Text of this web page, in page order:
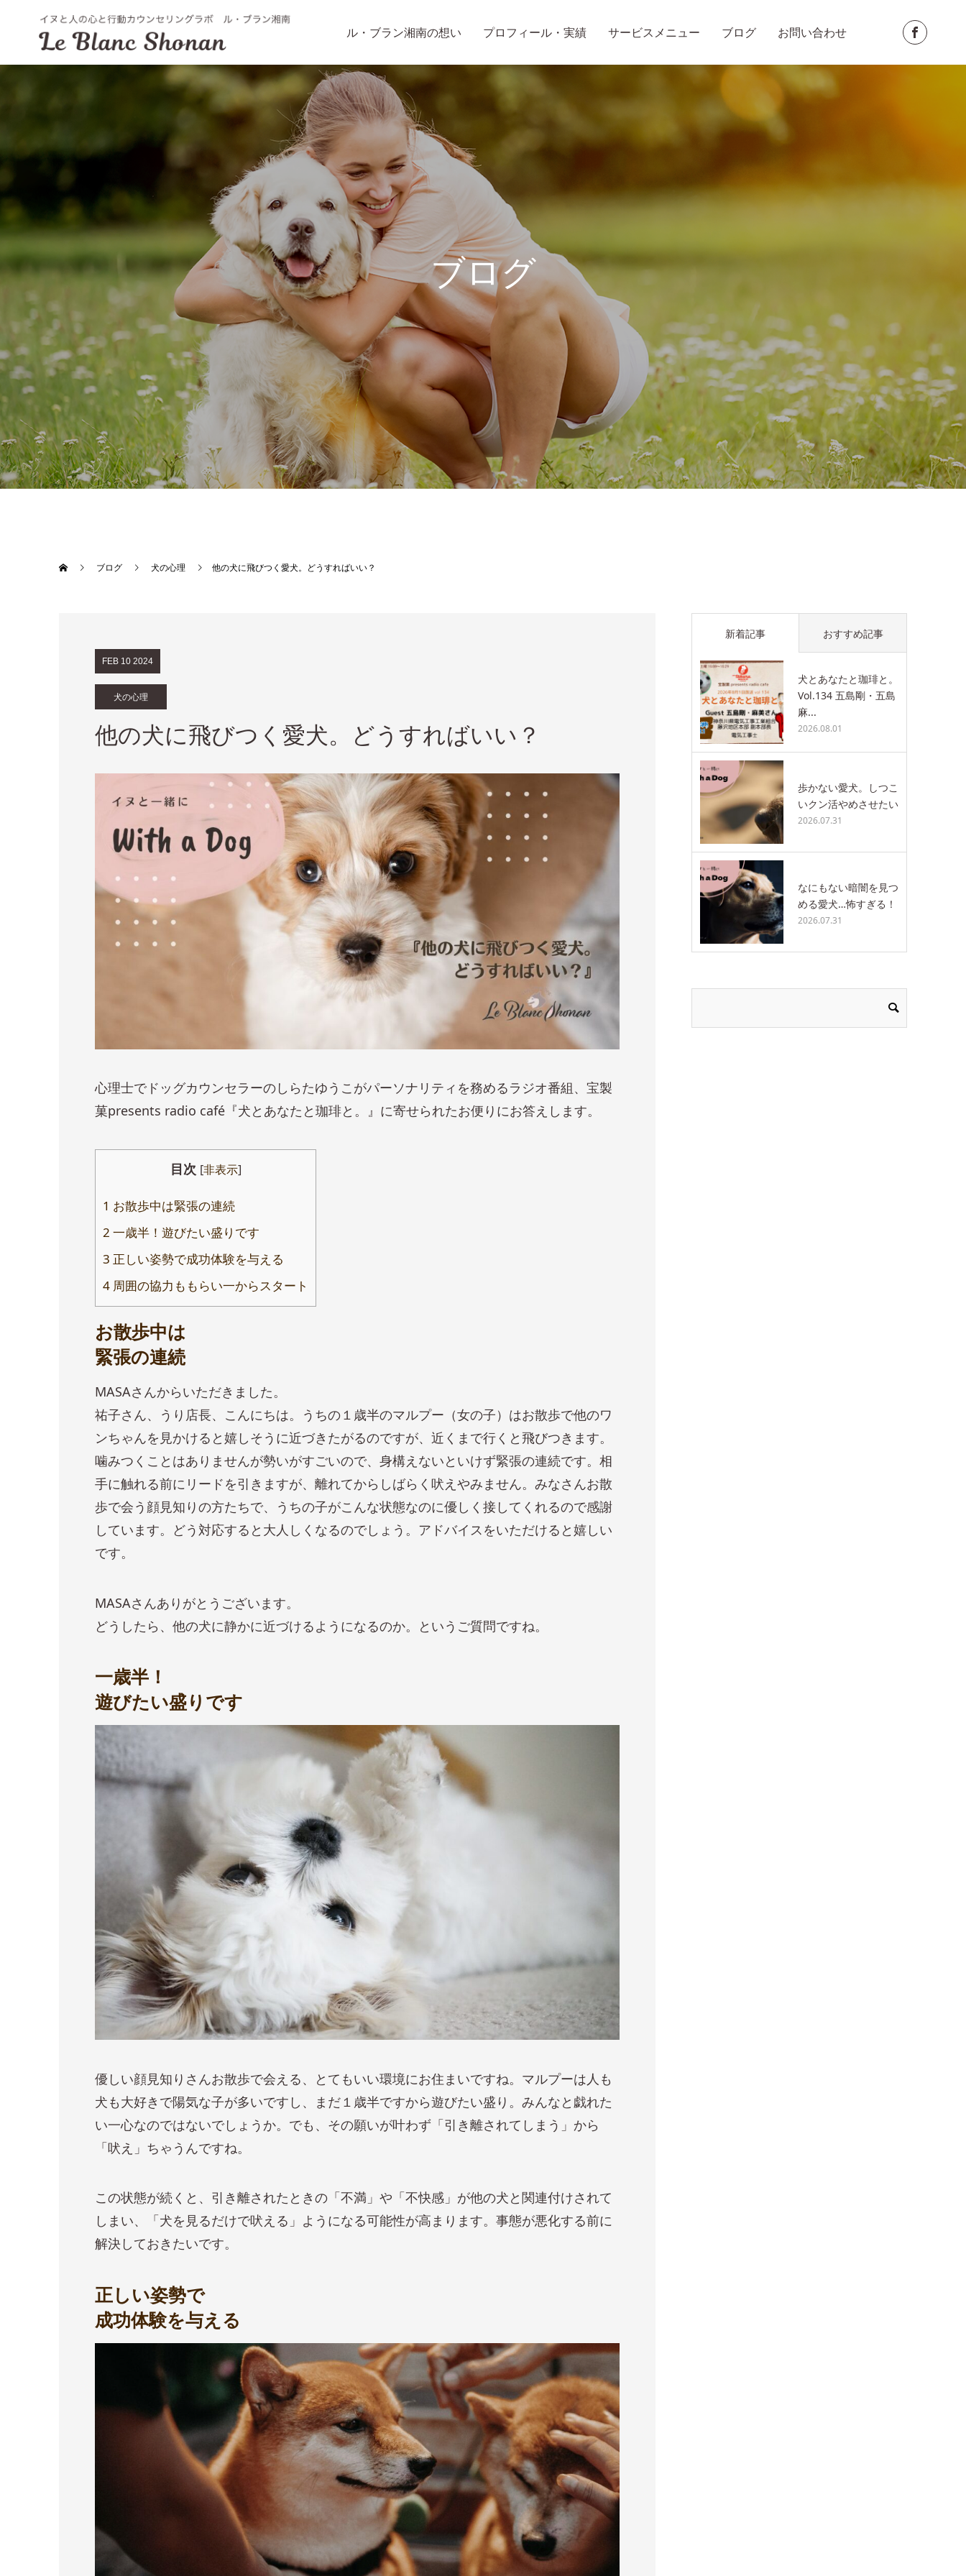
ル・ブラン湘南の想い プロフィール・実績 サービスメニュー ブログ お問い合わせ
ブログ
ブログ 犬の心理 他の犬に飛びつく愛犬。どうすればいい？
FEB 10 2024
犬の心理
他の犬に飛びつく愛犬。どうすればいい？
心理士でドッグカウンセラーのしらたゆうこがパーソナリティを務めるラジオ番組、宝製
菓presents radio café『犬とあなたと珈琲と。』に寄せられたお便りにお答えします。
目次 [非表示]
1 お散歩中は緊張の連続
2 一歳半！遊びたい盛りです
3 正しい姿勢で成功体験を与える
4 周囲の協力ももらい一からスタート
お散歩中は
緊張の連続
MASAさんからいただきました。
祐子さん、うり店長、こんにちは。うちの１歳半のマルプー（女の子）はお散歩で他のワ
ンちゃんを見かけると嬉しそうに近づきたがるのですが、近くまで行くと飛びつきます。
噛みつくことはありませんが勢いがすごいので、身構えないといけず緊張の連続です。相
手に触れる前にリードを引きますが、離れてからしばらく吠えやみません。みなさんお散
歩で会う顔見知りの方たちで、うちの子がこんな状態なのに優しく接してくれるので感謝
しています。どう対応すると大人しくなるのでしょう。アドバイスをいただけると嬉しい
です。
MASAさんありがとうございます。
どうしたら、他の犬に静かに近づけるようになるのか。というご質問ですね。
一歳半！
遊びたい盛りです
優しい顔見知りさんお散歩で会える、とてもいい環境にお住まいですね。マルプーは人も
犬も大好きで陽気な子が多いですし、まだ１歳半ですから遊びたい盛り。みんなと戯れた
い一心なのではないでしょうか。でも、その願いが叶わず「引き離されてしまう」から
「吠え」ちゃうんですね。
この状態が続くと、引き離されたときの「不満」や「不快感」が他の犬と関連付けされて
しまい、「犬を見るだけで吠える」ようになる可能性が高まります。事態が悪化する前に
解決しておきたいです。
正しい姿勢で
成功体験を与える
新着記事 おすすめ記事
犬とあなたと珈琲と。
Vol.134 五島剛・五島
麻...
2026.08.01
歩かない愛犬。しつこ
いクン活やめさせたい
2026.07.31
なにもない暗闇を見つ
める愛犬…怖すぎる！
2026.07.31